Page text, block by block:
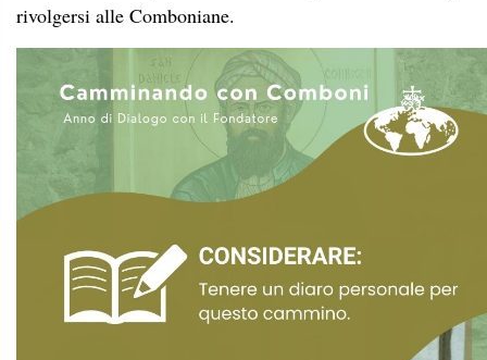
rivolgersi alle Comboniane.